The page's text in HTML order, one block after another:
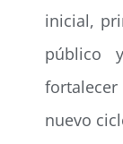
inicial,
público
nuevo